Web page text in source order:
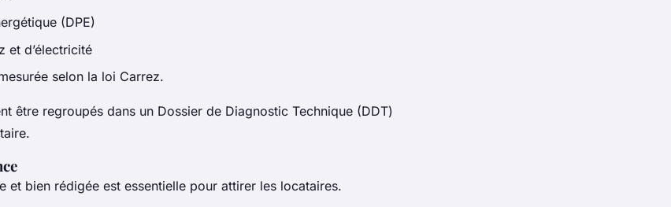
(DPE)
et d’électricité
selon la loi Carrez.
être regroupés dans un Dossier de Diagnostic Technique (DDT)
et bien rédigée est essentielle pour attirer les locataires.